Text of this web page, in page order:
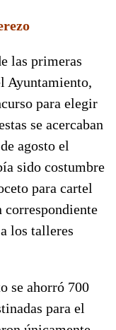
las primeras
Ayuntamiento,
para elegir
se acercaban
agosto el
sido costumbre
para cartel
correspondiente
los talleres
se ahorró 700
para el